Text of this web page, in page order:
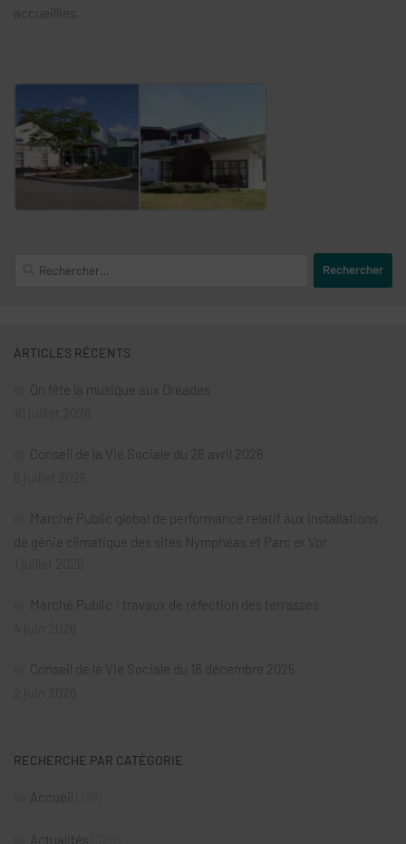
accueillies.
Rechercher :
ARTICLES RÉCENTS
On fête la musique aux Oréades
Conseil de la Vie Sociale du 28 avril 2026
Marché Public global de performance relatif aux installations
de génie climatique des sites Nymphéas et Parc er Vor
Marché Public : travaux de réfection des terrasses
Conseil de la Vie Sociale du 18 décembre 2025
RECHERCHE PAR CATÉGORIE
Accueil
Actualités